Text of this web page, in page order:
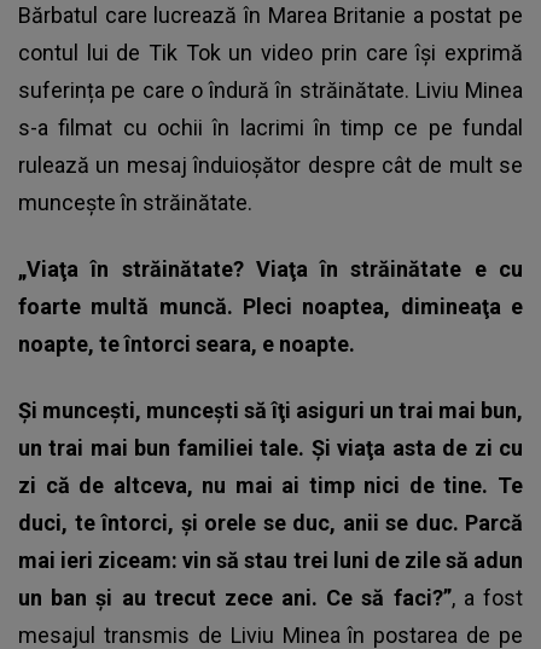
Bărbatul care lucrează în Marea Britanie a postat pe
contul lui de Tik Tok un video prin care își exprimă
suferința pe care o îndură în străinătate. Liviu Minea
s-a filmat cu ochii în lacrimi în timp ce pe fundal
rulează un mesaj înduioșător despre cât de mult se
muncește în străinătate.
„Viaţa în străinătate? Viaţa în străinătate e cu
foarte multă muncă. Pleci noaptea, dimineaţa e
noapte, te întorci seara, e noapte.
Şi munceşti, munceşti să îţi asiguri un trai mai bun,
un trai mai bun familiei tale. Şi viaţa asta de zi cu
zi că de altceva, nu mai ai timp nici de tine. Te
duci, te întorci, şi orele se duc, anii se duc. Parcă
mai ieri ziceam: vin să stau trei luni de zile să adun
un ban şi au trecut zece ani. Ce să faci?”, a fost
mesajul transmis de Liviu Minea în postarea de pe